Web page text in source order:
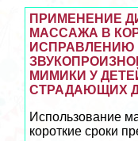
ПРИМЕНЕНИЕ
МАССАЖА В
ИСПРАВЛЕНИЮ
МИМИКИ У
СТРАДАЮЩИХ
Использование
короткие сроки